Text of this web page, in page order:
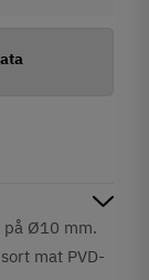
på Ø10 mm.
mat PVD-